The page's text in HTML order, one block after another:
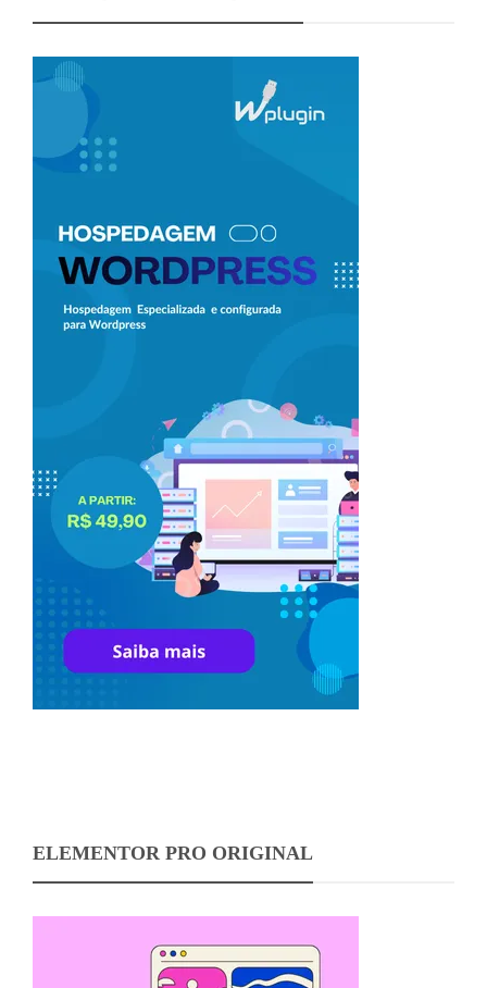
ELEMENTOR PRO ORIGINAL